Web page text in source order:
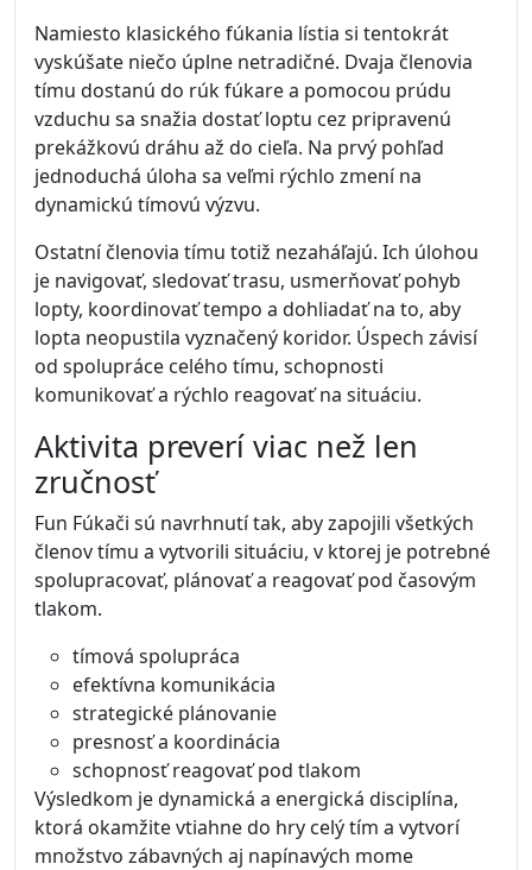
Namiesto klasického fúkania lístia si tentokrát
vyskúšate niečo úplne netradičné. Dvaja členovia
tímu dostanú do rúk fúkare a pomocou prúdu
vzduchu sa snažia dostať loptu cez pripravenú
prekážkovú dráhu až do cieľa. Na prvý pohľad
jednoduchá úloha sa veľmi rýchlo zmení na
dynamickú tímovú výzvu.
Ostatní členovia tímu totiž nezaháľajú. Ich úlohou
je navigovať, sledovať trasu, usmerňovať pohyb
lopty, koordinovať tempo a dohliadať na to, aby
lopta neopustila vyznačený koridor. Úspech závisí
od spolupráce celého tímu, schopnosti
komunikovať a rýchlo reagovať na situáciu.
Aktivita preverí viac než len
zručnosť
Fun Fúkači sú navrhnutí tak, aby zapojili všetkých
členov tímu a vytvorili situáciu, v ktorej je potrebné
spolupracovať, plánovať a reagovať pod časovým
tlakom.
tímová spolupráca
efektívna komunikácia
strategické plánovanie
presnosť a koordinácia
schopnosť reagovať pod tlakom
Výsledkom je dynamická a energická disciplína,
ktorá okamžite vtiahne do hry celý tím a vytvorí
množstvo zábavných aj napínavých mome